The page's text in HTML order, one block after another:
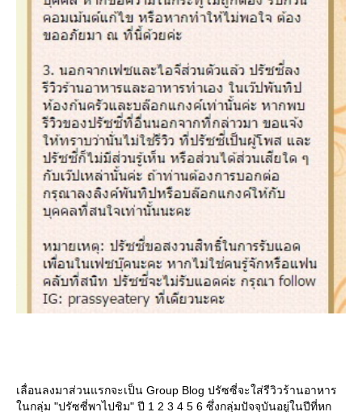
เลื่อนลงมาส่วนแรกจะเป็น Group Blog ปรัซซี่จะใส่รีวิวร้านอาหาร
นกลุ่ม "ปรัซซี่พาไปชิม" ปี 1 2 3 4 5 6 ซึ่งกลุ่มปัจจุบันอยู่ในปีที่หก